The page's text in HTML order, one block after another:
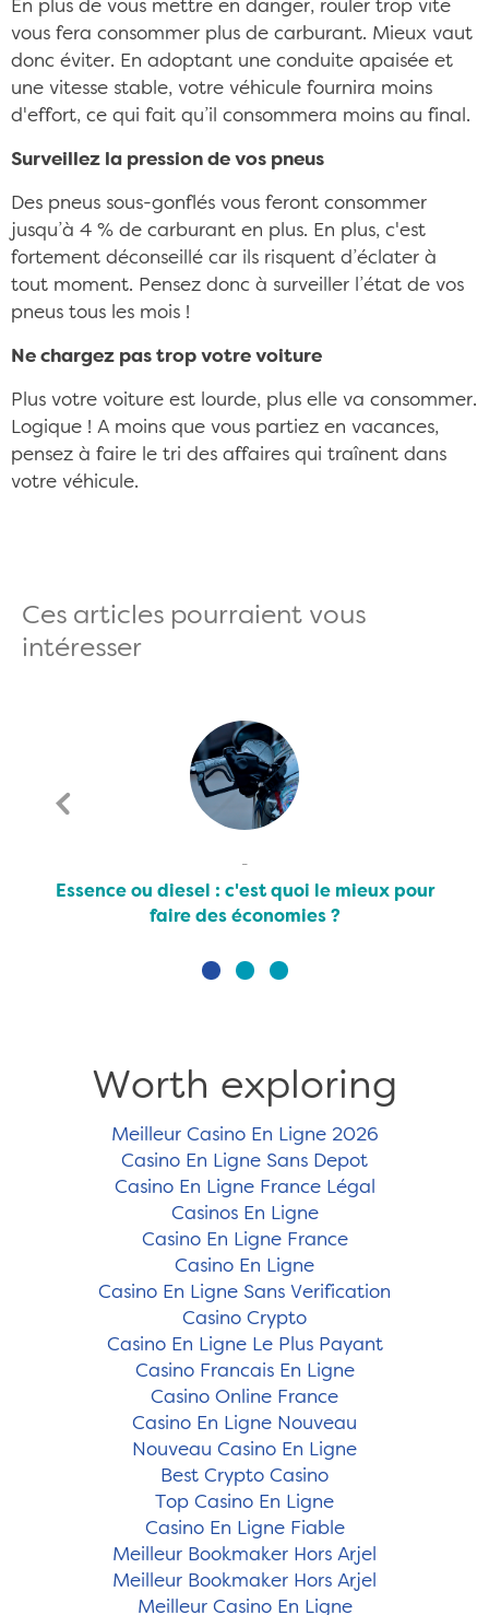
En plus de vous mettre en danger, rouler trop vite
vous fera consommer plus de carburant. Mieux vaut
donc éviter. En adoptant une conduite apaisée et
une vitesse stable, votre véhicule fournira moins
d'effort, ce qui fait qu’il consommera moins au final.
Surveillez la pression de vos pneus
Des pneus sous-gonflés vous feront consommer
jusqu’à 4 % de carburant en plus. En plus, c'est
fortement déconseillé car ils risquent d’éclater à
tout moment. Pensez donc à surveiller l’état de vos
pneus tous les mois !
Ne chargez pas trop votre voiture
Plus votre voiture est lourde, plus elle va consommer.
Logique ! A moins que vous partiez en vacances,
pensez à faire le tri des affaires qui traînent dans
votre véhicule.
Ces articles pourraient vous
intéresser
Essence ou diesel : c'est quoi le mieux pour
faire des économies ?
Worth exploring
Meilleur Casino En Ligne 2026
Casino En Ligne Sans Depot
Casino En Ligne France Légal
Casinos En Ligne
Casino En Ligne France
Casino En Ligne
Casino En Ligne Sans Verification
Casino Crypto
Casino En Ligne Le Plus Payant
Casino Francais En Ligne
Casino Online France
Casino En Ligne Nouveau
Nouveau Casino En Ligne
Best Crypto Casino
Top Casino En Ligne
Casino En Ligne Fiable
Meilleur Bookmaker Hors Arjel
Meilleur Bookmaker Hors Arjel
Meilleur Casino En Ligne